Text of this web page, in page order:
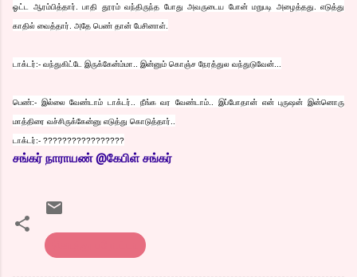
ஓட்ட ஆரம்பித்தார். பாதி தூரம் வந்திருந்த போது அவருடைய போன் மறுபடி அழைத்தது. எடுத்து
காதில் வைத்தார். அதே பெண் தான் பேசினாள்.
டாக்டர்:- வந்துகிட்டே இருக்கேன்ம்மா.. இன்னும் கொஞ்ச நேரத்துல வந்துடுவேன்...
பெண்:- இல்லை வேண்டாம் டாக்டர்.. நீங்க வர வேண்டாம்.. இப்போதான் என் புருஷன் இன்னொரு
மாத்திரை வச்சிருக்கேன்னு எடுத்து கொடுத்தார்..
டாக்டர்:- ?????????????????
சங்கர் நாராயண் @கேபிள் சங்கர்